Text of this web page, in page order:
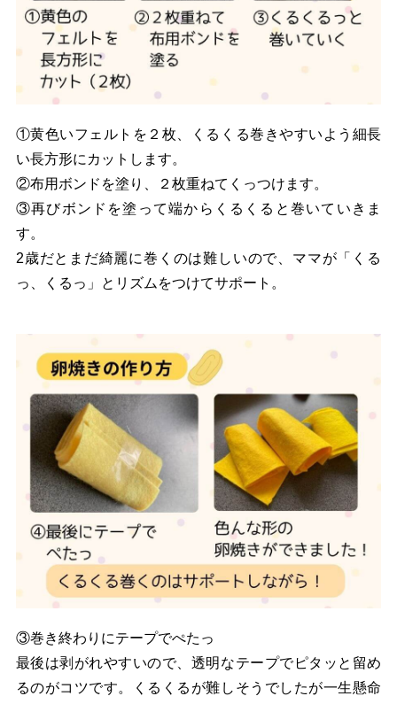
①黄色いフェルトを２枚、くるくる巻きやすいよう細長
い長方形にカットします。
②布用ボンドを塗り、２枚重ねてくっつけます。
③再びボンドを塗って端からくるくると巻いていきま
す。
2歳だとまだ綺麗に巻くのは難しいので、ママが「くる
っ、くるっ」とリズムをつけてサポート。
③巻き終わりにテープでぺたっ
最後は剥がれやすいので、透明なテープでピタッと留め
るのがコツです。くるくるが難しそうでしたが一生懸命